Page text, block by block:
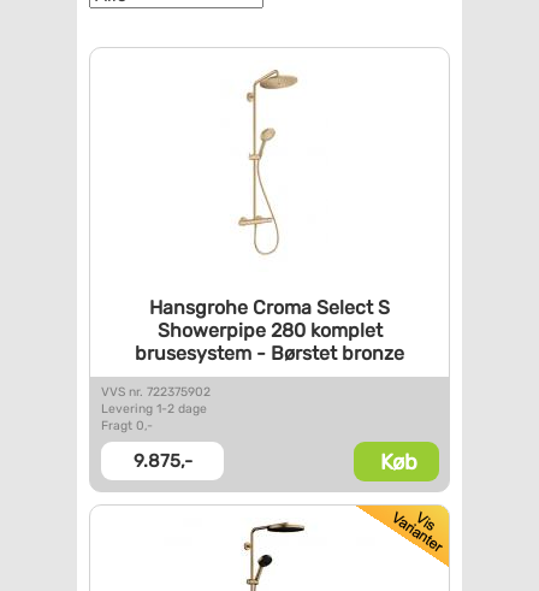
Hansgrohe Croma Select S
Showerpipe 280 komplet
brusesystem - Børstet bronze
VVS nr. 722375902
Levering 1-2 dage
Fragt 0,-
9.875,- Køb